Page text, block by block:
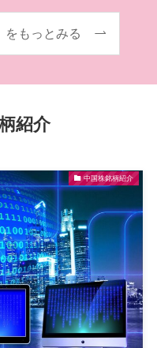
をもっとみる
紹介
中国株銘柄紹介